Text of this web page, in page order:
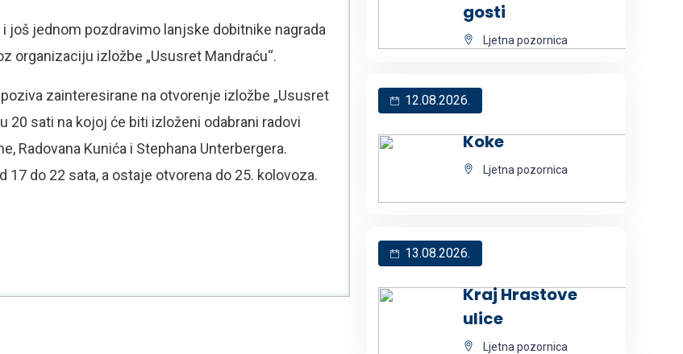
još jednom pozdravimo lanjske dobitnike nagrada
organizaciju izložbe „Ususret Mandraću“.
zainteresirane na otvorenje izložbe „Ususret
20 sati na kojoj će biti izloženi odabrani radovi
Radovana Kunića i Stephana Unterbergera.
do 22 sata, a ostaje otvorena do 25. kolovoza.
gosti
Ljetna pozornica
12.08.2026.
Koke
Ljetna pozornica
13.08.2026.
Kraj Hrastove
ulice
Ljetna pozornica